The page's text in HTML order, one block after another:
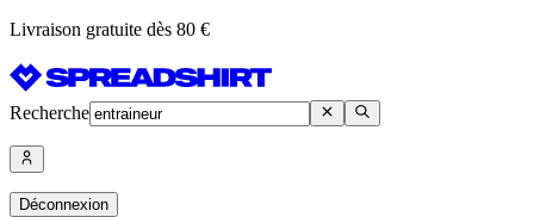
Livraison gratuite dès 80 €
Recherche
Déconnexion